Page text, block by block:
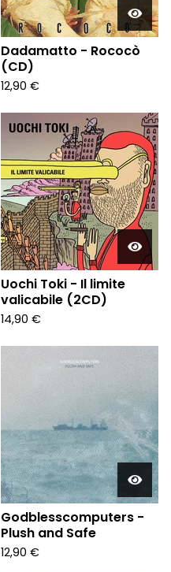
Dadamatto - Rococò
(CD)
12,90 €
Uochi Toki - Il limite
valicabile (2CD)
14,90 €
Godblesscomputers -
Plush and Safe
12,90 €